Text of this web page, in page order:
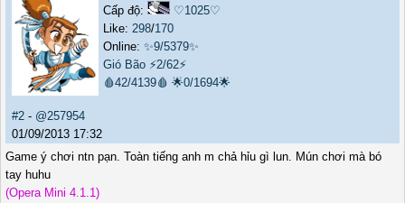
Cấp độ:
♡1025♡
Like:298/170
Online:✨9/5379✨
Gió Bão ⚡2/62⚡
🩸42/4139🩸 🌟0/1694🌟
#2 - @257954
01/09/2013 17:32
Game ý chơi ntn pạn. Toàn tiếng anh m chả hỉu gì lun. Mún chơi mà bó
tay huhu
(Opera Mini 4.1.1)